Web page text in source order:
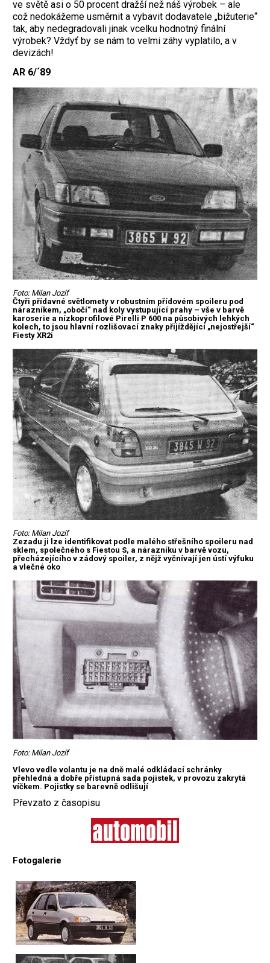
ve světě asi o 50 procent dražší než náš výrobek – ale
což nedokážeme usměrnit a vybavit dodavatele „bižuterie“
tak, aby nedegradovali jinak vcelku hodnotný finální
výrobek? Vždyť by se nám to velmi záhy vyplatilo, a v
devizách!
AR 6/´89
Foto: Milan Jozíf
Čtyři přídavné světlomety v robustním přídovém spoileru pod
nárazníkem, „obočí“ nad koly vystupující prahy – vše v barvě
karoserie a nízkoprofilové Pirelli P 600 na působivých lehkých
kolech, to jsou hlavní rozlišovací znaky přijíždějící „nejostřejší“
Fiesty XR2i
Foto: Milan Jozíf
Zezadu ji lze identifikovat podle malého střešního spoileru nad
sklem, společného s Fiestou S, a nárazníku v barvě vozu,
přecházejícího v zádový spoiler, z nějž vyčnívají jen ústí výfuku
a vlečné oko
Foto: Milan Jozíf
Vlevo vedle volantu je na dně malé odkládací schránky
přehledná a dobře přístupná sada pojistek, v provozu zakrytá
víčkem. Pojistky se barevně odlišují
Převzato z časopisu
Fotogalerie